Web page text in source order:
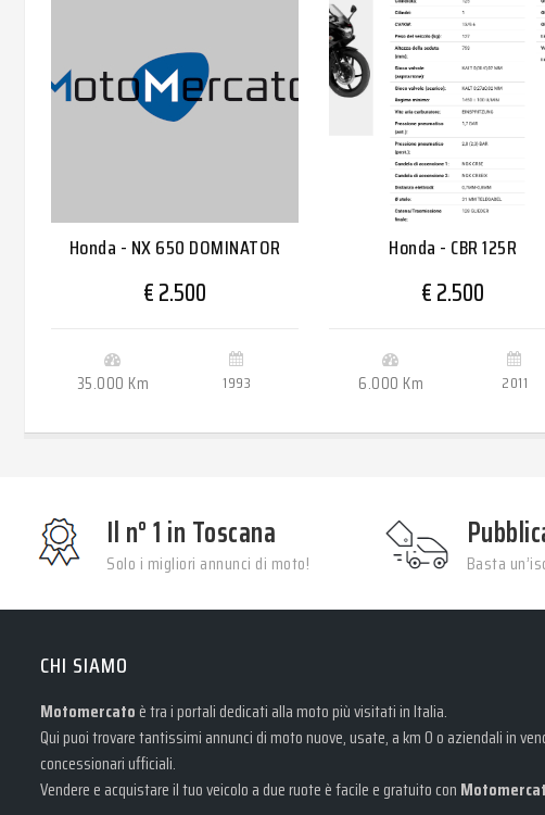
Honda - NX 650 DOMINATOR
€ 2.500
35.000 Km 1993
Honda - CBR 125R
€ 2.500
6.000 Km 2011
Il n° 1 in Toscana
Solo i migliori annunci di moto! Basta
CHI SIAMO
Motomercato è tra i portali dedicati alla moto più visitati in Italia.
Qui puoi trovare tantissimi annunci di moto nuove, usate, a km 0 o aziendali in
concessionari ufficiali.
Vendere e acquistare il tuo veicolo a due ruote è facile e gratuito con